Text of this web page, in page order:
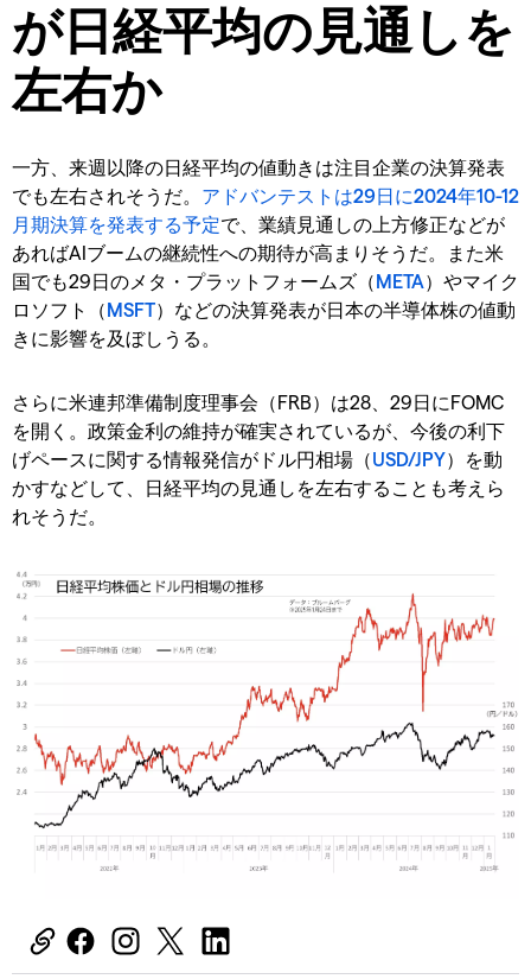
が日経平均の見通しを
左右か
一方、来週以降の日経平均の値動きは注目企業の決算発表
でも左右されそうだ。 アドバンテストは29日に2024年10-12
月期決算を発表する予定で、業績見通しの上方修正などが
あればAIブームの継続性への期待が高まりそうだ。また米
国でも29日のメタ・プラットフォームズ（META）やマイク
ロソフト（MSFT）などの決算発表が日本の半導体株の値動
きに影響を及ぼしうる。
さらに米連邦準備制度理事会（FRB）は28、29日にFOMC
を開く。政策金利の維持が確実されているが、今後の利下
げペースに関する情報発信がドル円相場（USD/JPY）を動
かすなどして、日経平均の見通しを左右することも考えら
れそうだ。